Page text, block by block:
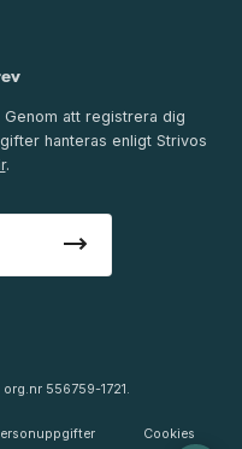
att registrera dig
hanteras enligt Strivos
.
556759-1721.
Cookies